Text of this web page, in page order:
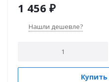
1 456 ₽
Нашли дешевле?